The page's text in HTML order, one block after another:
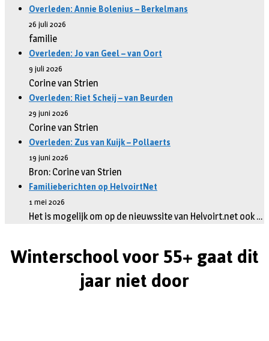
Overleden: Annie Bolenius – Berkelmans
26 juli 2026
familie
Overleden: Jo van Geel – van Oort
9 juli 2026
Corine van Strien
Overleden: Riet Scheij – van Beurden
29 juni 2026
Corine van Strien
Overleden: Zus van Kuijk – Pollaerts
19 juni 2026
Bron: Corine van Strien
Familieberichten op HelvoirtNet
1 mei 2026
Het is mogelijk om op de nieuwssite van Helvoirt.net ook …
Winterschool voor 55+ gaat dit
jaar niet door